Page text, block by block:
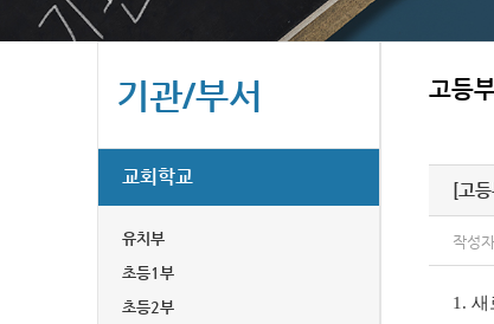
기관/부서
교회학교
유치부
초등1부
초등2부
고등
[고
작성
1.